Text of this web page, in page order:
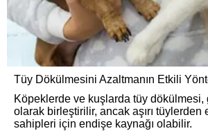
Tüy Dökülmesini Azaltmanın Etkili
Köpeklerde ve kuşlarda tüy dökülmesi,
olarak birleştirilir, ancak aşırı tüylerden
sahipleri için endişe kaynağı olabilir.